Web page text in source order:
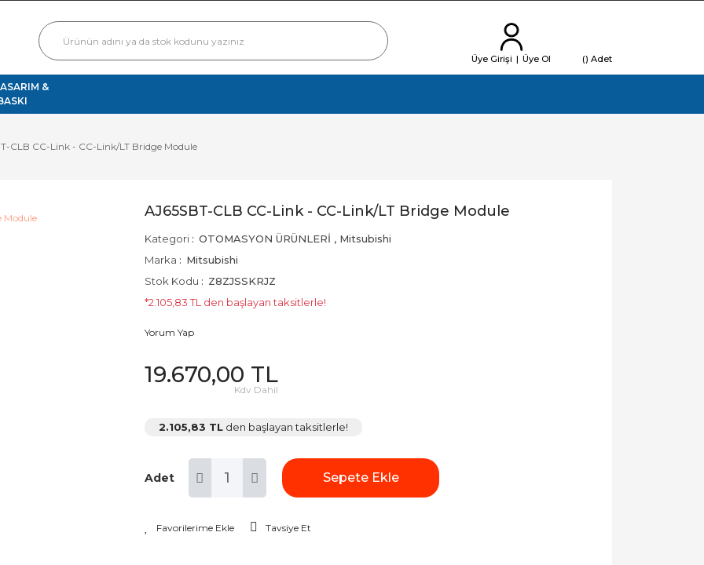
Üye Girişi | Üye Ol () Adet
&
CLB CC-Link - CC-Link/LT Bridge Module
AJ65SBT-CLB CC-Link - CC-Link/LT Bridge Module
Kategori OTOMASYON ÜRÜNLERİ , Mitsubishi
Marka
Mitsubishi
Stok Kodu
Z8ZJSSKRJZ
*2.105,83 TL den başlayan taksitlerle!
Yorum Yap
19.670,00 TL
Kdv Dahil
2.105,83 TL den başlayan taksitlerle!
Adet Sepete Ekle
Tavsiye Et